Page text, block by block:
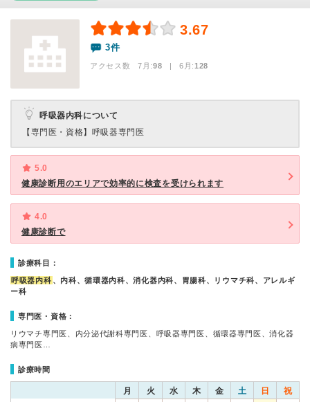
3.67
3件
アクセス数 7月:98 | 6月:128
呼吸器内科について
【専門医・資格】 呼吸器専門医
5.0
健康診断用のエリアで効率的に検査を受けられます
4.0
健康診断で
診療科目：
呼吸器内科 、内科、循環器内科、消化器内科、胃腸科、リウマチ科、アレルギ
ー科
専門医・資格：
リウマチ専門医、内分泌代謝科専門医、呼吸器専門医、循環器専門医、消化器
病専門医…
診療時間
月 火 水 木 金 土 日 祝